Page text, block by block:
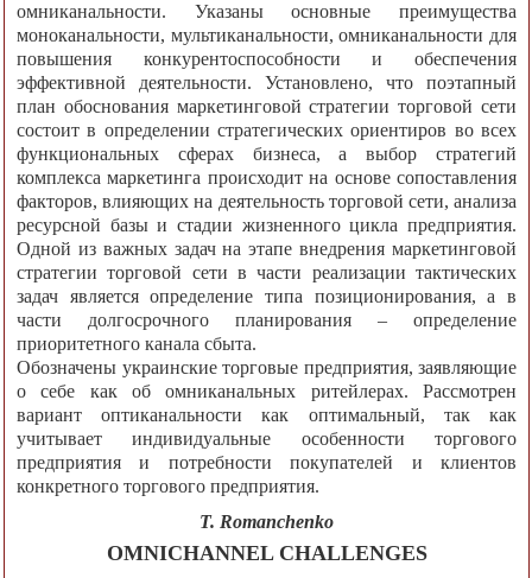
омниканальности. Указаны основные преимущества
моноканальности, мультиканальности, омниканальности для
повышения конкурентоспособности и обеспечения
эффективной деятельности. Установлено, что поэтапный
план обоснования маркетинговой стратегии торговой сети
состоит в определении стратегических ориентиров во всех
функциональных сферах бизнеса, а выбор стратегий
комплекса маркетинга происходит на основе сопоставления
факторов, влияющих на деятельность торговой сети, анализа
ресурсной базы и стадии жизненного цикла предприятия.
Одной из важных задач на этапе внедрения маркетинговой
стратегии торговой сети в части реализации тактических
задач является определение типа позиционирования, а в
части долгосрочного планирования – определение
приоритетного канала сбыта.
Обозначены украинские торговые предприятия, заявляющие
о себе как об омниканальных ритейлерах. Рассмотрен
вариант оптиканальности как оптимальный, так как
учитывает индивидуальные особенности торгового
предприятия и потребности покупателей и клиентов
конкретного торгового предприятия.
T. Romanchenko
OMNICHANNEL CHALLENGES